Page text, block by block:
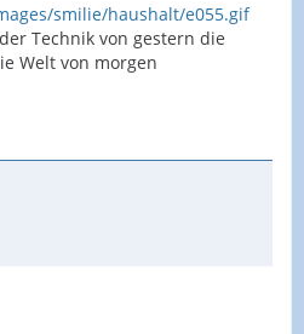
smilie/haushalt/e055.gif
Technik von gestern die
Welt von morgen